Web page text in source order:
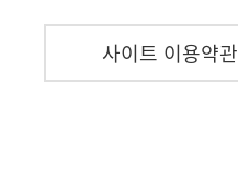
사이트 이용약관